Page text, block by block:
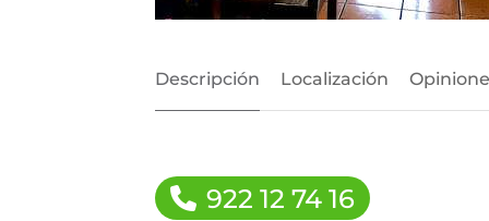
Descripción Localización
922 12 74 16